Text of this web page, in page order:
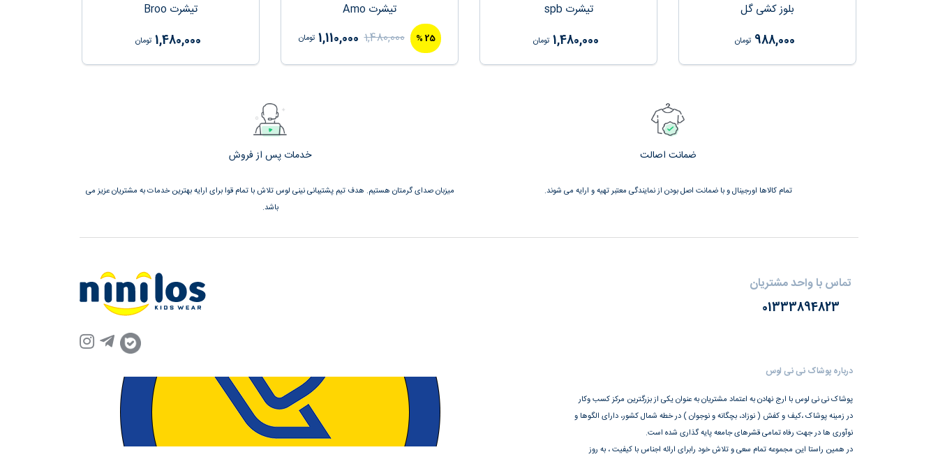
بلوز کشی گل
988,000 تومان
تیشرت spb
1,480,000 تومان
تیشرت Amo
1,110,000 تومان 25
%
1,480,000
تیشرت Broo
1,480,000 تومان
ضمانت اصالت
تمام کالاها اورجینال و با ضمانت اصل بودن از نمایندگی معتبر تهیه و ارایه می شوند.
خدمات پس از فروش
میزبان صدای گرمتان هستیم. هدف تیم پشتیبانی نینی لوس تلاش با تمام قوا برای ارایه بهترین خدمات به مشتریان عزیز می
باشد.
تماس با واحد مشتریان
01333894823
درباره پوشاک نی نی لوس
پوشاک نی نی لوس با ارج نهادن به اعتماد مشتریان به عنوان یکی از بزرگترین مرکز کسب وکار
در زمینه پوشاک ،کیف و کفش ( نوزاد، بچگانه و نوجوان ) در خطه شمال کشور، دارای الگوها و
نوآوری ها در جهت رفاه تمامی قشرهای جامعه پایه گذاری شده است.
در همین راستا این مجموعه تمام سعی و تلاش خود رابرای ارائه اجناس با کیفیت ، به روز